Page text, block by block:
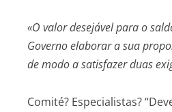
«O valor desejável para o
Governo elaborar a sua
de modo a satisfazer duas
Comité? Especialistas?